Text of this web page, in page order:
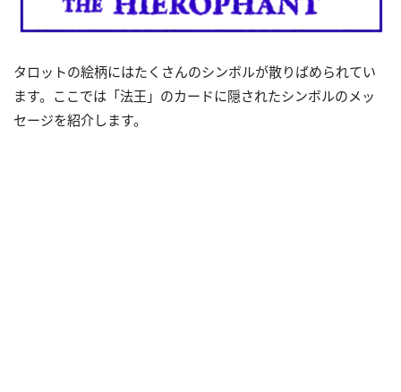
タロットの絵柄にはたくさんのシンボルが散りばめられてい
ます。ここでは「法王」のカードに隠されたシンボルのメッ
セージを紹介します。